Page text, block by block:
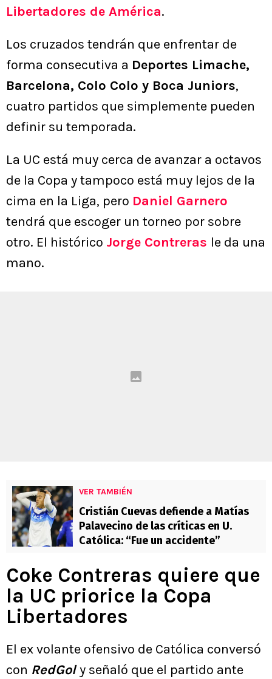
Libertadores de América.
Los cruzados tendrán que enfrentar de
forma consecutiva a Deportes Limache,
Barcelona, Colo Colo y Boca Juniors,
cuatro partidos que simplemente pueden
definir su temporada.
La UC está muy cerca de avanzar a octavos
de la Copa y tampoco está muy lejos de la
cima en la Liga, pero Daniel Garnero
tendrá que escoger un torneo por sobre
otro. El histórico Jorge Contreras le da una
mano.
VER TAMBIÉN
Cristián Cuevas defiende a Matías
Palavecino de las críticas en U.
Católica: “Fue un accidente”
Coke Contreras quiere que
la UC priorice la Copa
Libertadores
El ex volante ofensivo de Católica conversó
con RedGoly señaló que el partido ante